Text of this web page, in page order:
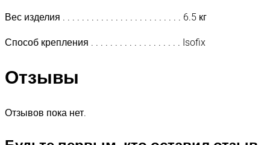
Вес изделия . . . . . . . . . . . . . . . . . . . . . . . . . 6.5 кг
Способ крепления . . . . . . . . . . . . . . . . . . . Isofix
Отзывы
Отзывов пока нет.